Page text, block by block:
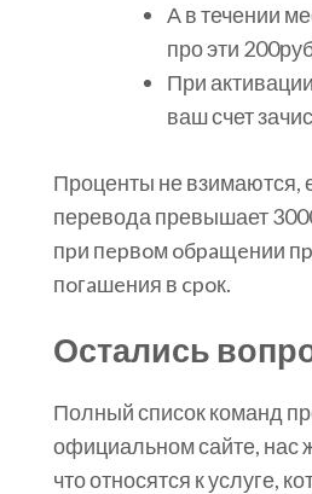
А в течении
про эти
При
ваш счет
Проценты не взимаются,
перевода превышает
пpи пepвoм oбpaщeнии
пoгaшeния в cpoк.
Остались
Полный список команд
официальном сайте, нас
что относятся к услуге,